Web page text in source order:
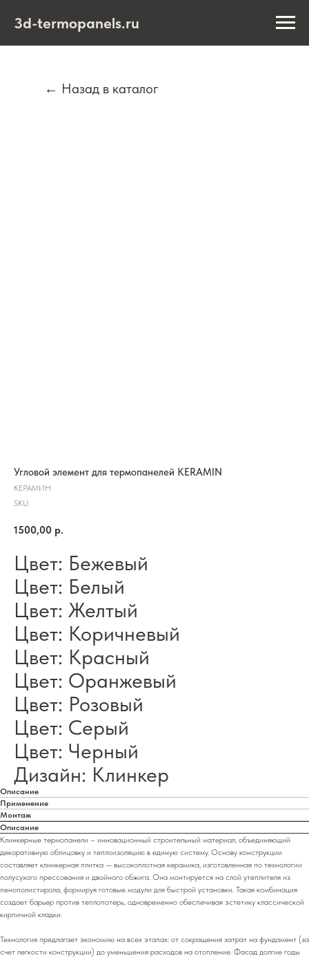
3d-termopanels.ru
← Назад в каталог
Угловой элемент для термопанелей KERAMIN
КЕРАМИН
SKU:
1500,00 р.
Цвет: Бежевый
Цвет: Белый
Цвет: Желтый
Цвет: Коричневый
Цвет: Красный
Цвет: Оранжевый
Цвет: Розовый
Цвет: Серый
Цвет: Черный
Дизайн: Клинкер
Описание
Применение
Монтаж
Описание
Клинкерные термопанели – инновационный строительный материал, объединяющий
декоративную облицовку и теплоизоляцию в единую систему. Основу конструкции
составляет клинкерная плитка — высокоплотная керамика, изготовленная по технологии
полусухого прессования и двойного обжига. Она монтируется на слой утеплителя из
пенополистирола, формируя готовые модули для быстрой установки. Такая комбинация
создает барьер против теплопотерь, одновременно обеспечивая эстетику классической
кирпичной кладки.
Технология предлагает экономию на всех этапах: от сокращения затрат на фундамент (за
счет легкости конструкции) до уменьшения расходов на отопление. Фасад долгие годы